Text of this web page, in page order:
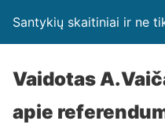
Santykių skaitiniai ir ne
Vaidotas
apie